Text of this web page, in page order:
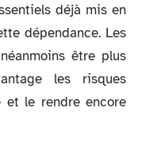
déjà mis en
dépendance. Les
être plus
les risques
et le rendre encore